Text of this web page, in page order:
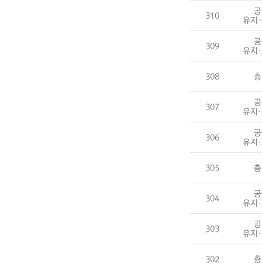
310
유지
309
유지
308
307
유지
306
유지
305
304
유지
303
유지
302